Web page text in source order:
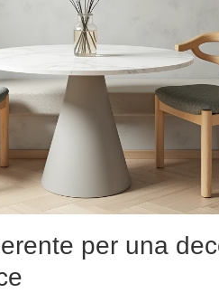
per una